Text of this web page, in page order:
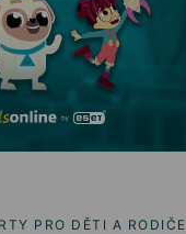
PRO DĚTI A RODIČE